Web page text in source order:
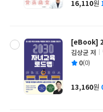
가
16,110원
[eBook]
글
쓴
김상균 저
출
사
평 0(0)
가
13,160원